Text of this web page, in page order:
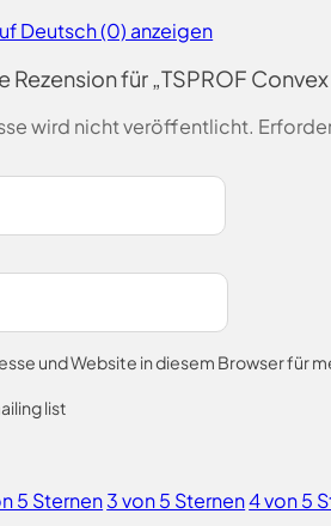
Deutsch (0) anzeigen
für „TSPROF
wird nicht veröffentlicht.
und Website in diesem Browser für
list
5 Sternen3 von 5 Sternen4 von 5